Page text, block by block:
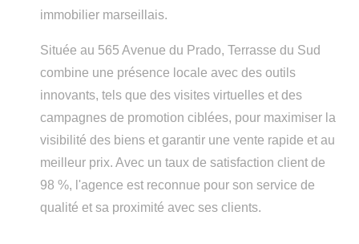
immobilier marseillais.
Située au 565 Avenue du Prado, Terrasse du Sud
combine une présence locale avec des outils
innovants, tels que des visites virtuelles et des
campagnes de promotion ciblées, pour maximiser la
visibilité des biens et garantir une vente rapide et au
meilleur prix. Avec un taux de satisfaction client de
98 %, l'agence est reconnue pour son service de
qualité et sa proximité avec ses clients.